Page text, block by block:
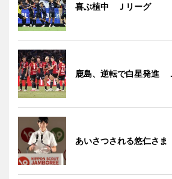
喜ぶ植中 Ｊリーグ
鹿島、逆転で白星発進
あいさつされる悠仁さま